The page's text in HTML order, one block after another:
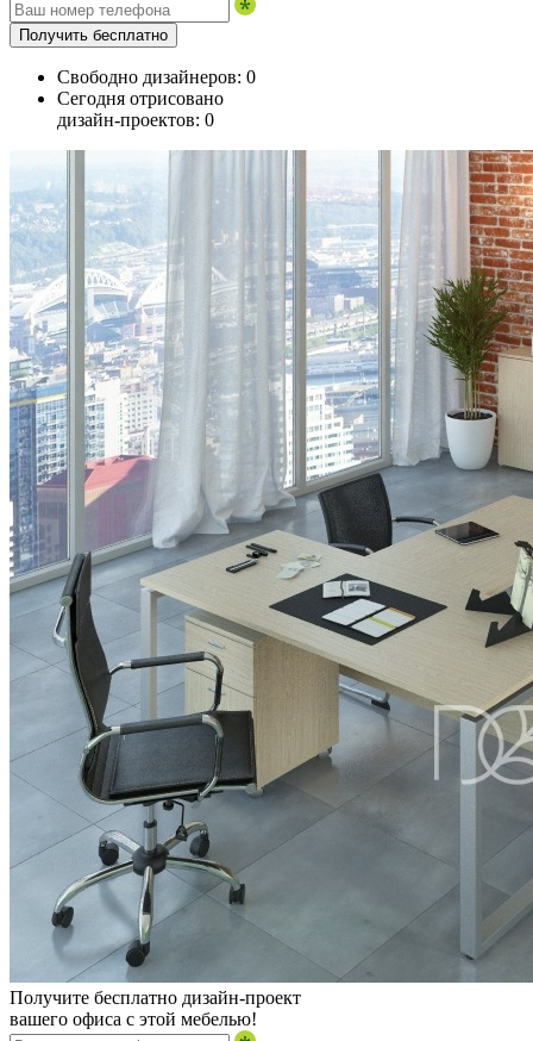
Получить бесплатно
Свободно дизайнеров: 0
Сегодня отрисовано
дизайн-проектов: 0
Получите бесплатно дизайн-проект
вашего офиса с этой мебелью!